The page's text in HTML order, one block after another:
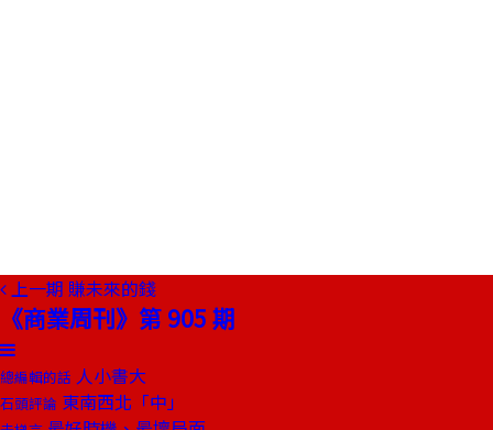
上一期 賺未來的錢
《商業周刊》第 905 期
總編輯的話 人小書大
石頭評論 東南西北「中」